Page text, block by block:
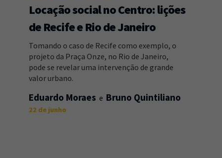
Locação social no Centro: lições
de Recife e Rio de Janeiro
Tomando o caso de Recife como exemplo, o
projeto da Praça Onze, no Rio de Janeiro,
pode se revelar uma intervenção de grande
valor urbano.
Eduardo Moraes Bruno Quintiliano
22 de junho